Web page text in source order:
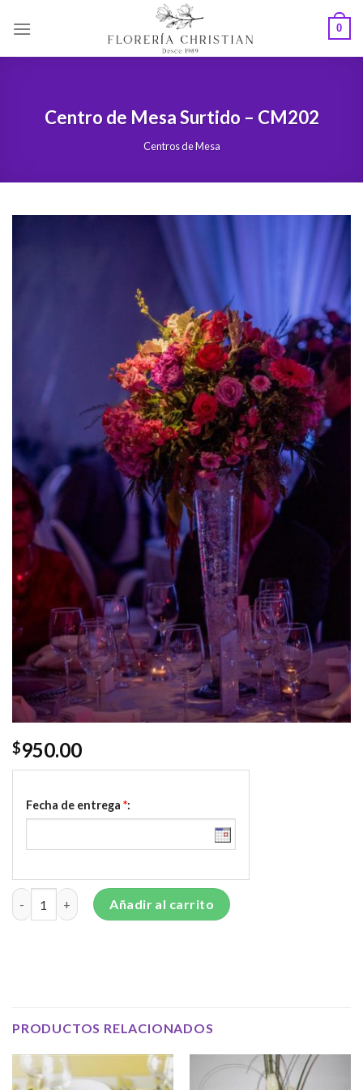
0
Centro de Mesa Surtido – CM202
Centros de Mesa
$950.00
Fecha de entrega *:
Centro de Mesa Surtido - CM202 cantidad
Añadir al carrito
PRODUCTOS RELACIONADOS